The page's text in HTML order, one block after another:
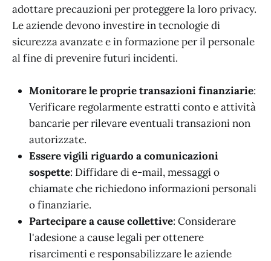
adottare precauzioni per proteggere la loro privacy.
Le aziende devono investire in tecnologie di
sicurezza avanzate e in formazione per il personale
al fine di prevenire futuri incidenti.
Monitorare le proprie transazioni finanziarie:
Verificare regolarmente estratti conto e attività
bancarie per rilevare eventuali transazioni non
autorizzate.
Essere vigili riguardo a comunicazioni
sospette: Diffidare di e-mail, messaggi o
chiamate che richiedono informazioni personali
o finanziarie.
Partecipare a cause collettive: Considerare
l'adesione a cause legali per ottenere
risarcimenti e responsabilizzare le aziende